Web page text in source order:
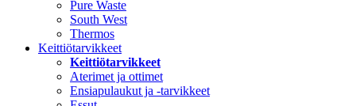
Pure Waste
South West
Thermos
Keittiötarvikkeet
Keittiötarvikkeet
Aterimet ja ottimet
Ensiapulaukut ja -tarvikkeet